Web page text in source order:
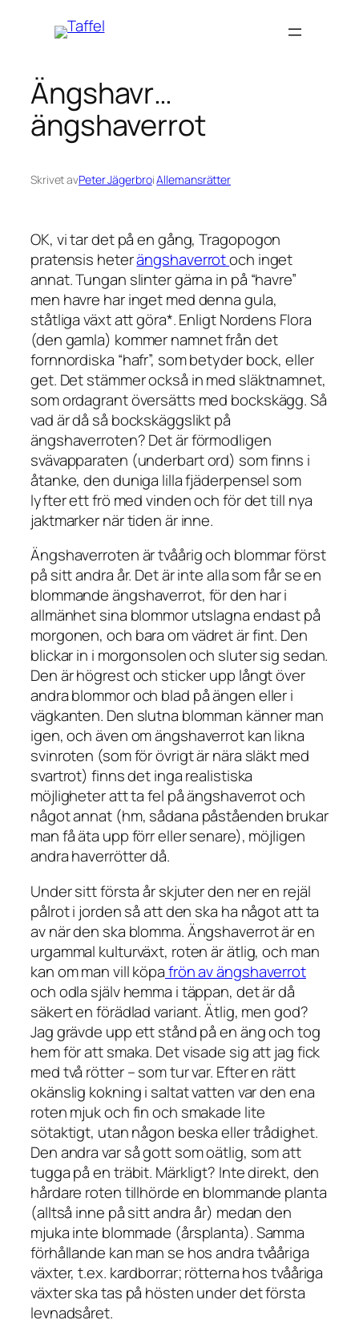
Ängshavr…
ängshaverrot
Skrivet avPeter JägerbroiAllemansrätter
OK, vi tar det på en gång,Tragopogon
pratensis heterängshaverrotoch inget
annat. Tungan slinter gärna in på “havre”
men havre har inget med denna gula,
ståtliga växt att göra*. Enligt Nordens Flora
(den gamla) kommer namnet från det
fornnordiska “hafr”, som betyder bock, eller
get. Det stämmer också in med släktnamnet,
som ordagrant översätts med bockskägg. Så
vad är då så bockskäggslikt på
ängshaverroten? Det är förmodligen
svävapparaten (underbart ord) som finns i
åtanke, den duniga lilla fjäderpensel som
lyfter ett frö med vinden och för det till nya
jaktmarker när tiden är inne.
Ängshaverroten är tvåårig och blommar först
på sitt andra år. Det är inte alla som får se en
blommande ängshaverrot, för den har i
allmänhet sina blommor utslagna endast på
morgonen, och bara om vädret är fint. Den
blickar in i morgonsolen och sluter sig sedan.
Den är högrest och sticker upp långt över
andra blommor och blad på ängen eller i
vägkanten. Den slutna blomman känner man
igen, och även om ängshaverrot kan likna
svinroten (som för övrigt är nära släkt med
svartrot) finns det inga realistiska
möjligheter att ta fel på ängshaverrot och
något annat (hm, sådana påståenden brukar
man få äta upp förr eller senare), möjligen
andra haverrötter då.
Under sitt första år skjuter den ner en rejäl
pålrot i jorden så att den ska ha något att ta
av när den ska blomma. Ängshaverrot är en
urgammal kulturväxt, roten är ätlig, och man
kan om man vill köpafrön av ängshaverrot
och odla själv hemma i täppan, det är då
säkert en förädlad variant. Ätlig, men god?
Jag grävde upp ett stånd på en äng och tog
hem för att smaka. Det visade sig att jag fick
med två rötter – som tur var. Efter en rätt
okänslig kokning i saltat vatten var den ena
roten mjuk och fin och smakade lite
sötaktigt, utan någon beska eller trådighet.
Den andra var så gott som oätlig, som att
tugga på en träbit. Märkligt? Inte direkt, den
hårdare roten tillhörde en blommande planta
(alltså inne på sitt andra år) medan den
mjuka inte blommade (årsplanta). Samma
förhållande kan man se hos andra tvååriga
växter, t.ex. kardborrar; rötterna hos tvååriga
växter ska tas på hösten under det första
levnadsåret.